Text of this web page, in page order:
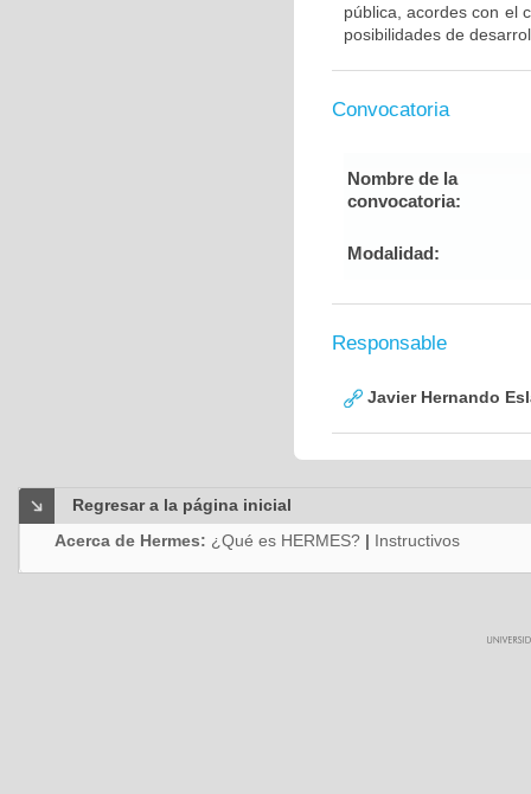
pública, acordes con el
posibilidades de
Convocatoria
Nombre de la
convocatoria:
Modalidad:
Responsable
Javier Hernando
Regresar a la página inicial
Acerca de Hermes: ¿Qué es HERMES? | Instructivos